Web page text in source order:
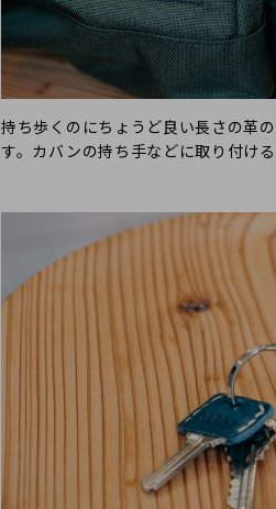
持ち歩くのにちょうど良い長さの革
す。カバンの持ち手などに取り付ける